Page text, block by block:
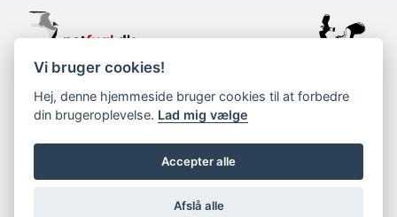
support@netfugl.dk
copyright © 2002-2023
Vi bruger cookies!
Hej, denne hjemmeside bruger cookies til at forbedre
din brugeroplevelse. Lad mig vælge
Accepter alle
Afslå alle